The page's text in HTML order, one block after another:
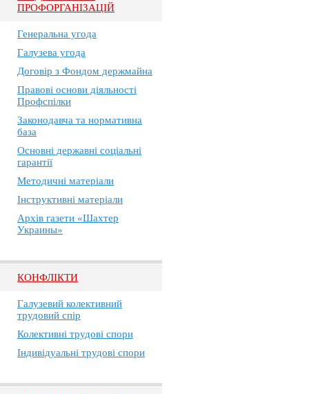
ПРОФОРГАНІЗАЦІЙ
Генеральна угода
Галузева угода
Договір з Фондом держмайна
Правові основи діяльності
Профспілки
Законодавча та нормативна
база
Основні державні соціальні
гарантії
Методичні матеріали
Інструктивні матеріали
Архів газети «Шахтер
Украины»
КОНФЛІКТИ
Галузевий колективний
трудовий спір
Колективні трудові спори
Індивідуальні трудові спори